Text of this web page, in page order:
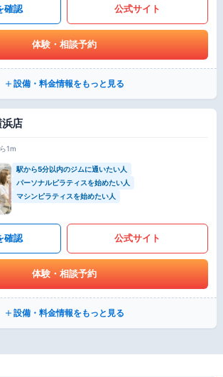
確認 公式サイト
体験・相談予約
設備・料金情報をもっと見る
店
1m
駅から5分以内のジムに通いたい人
パーソナルピラティスを始めたい人
マシンピラティスを始めたい人
確認 公式サイト
体験・相談予約
設備・料金情報をもっと見る